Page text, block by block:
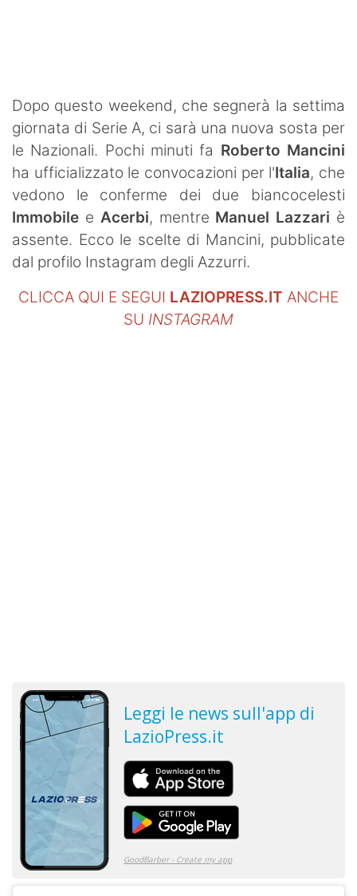
Dopo questo weekend, che segnerà la settima
giornata di Serie A, ci sarà una nuova sosta per
le Nazionali. Pochi minuti fa Roberto Mancini
ha ufficializzato le convocazioni per l'Italia, che
vedono le conferme dei due biancocelesti
Immobile e Acerbi, mentre Manuel Lazzari è
assente. Ecco le scelte di Mancini, pubblicate
dal profilo Instagram degli Azzurri.
CLICCA QUI E SEGUI LAZIOPRESS.IT ANCHE
SU INSTAGRAM